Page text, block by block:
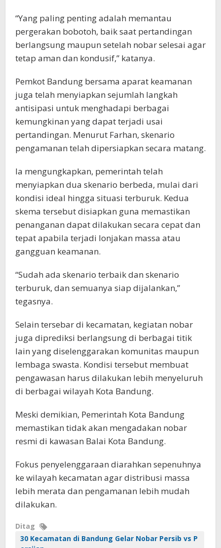
“Yang paling penting adalah memantau
pergerakan bobotoh, baik saat pertandingan
berlangsung maupun setelah nobar selesai agar
tetap aman dan kondusif,” katanya.
Pemkot Bandung bersama aparat keamanan
juga telah menyiapkan sejumlah langkah
antisipasi untuk menghadapi berbagai
kemungkinan yang dapat terjadi usai
pertandingan. Menurut Farhan, skenario
pengamanan telah dipersiapkan secara matang.
Ia mengungkapkan, pemerintah telah
menyiapkan dua skenario berbeda, mulai dari
kondisi ideal hingga situasi terburuk. Kedua
skema tersebut disiapkan guna memastikan
penanganan dapat dilakukan secara cepat dan
tepat apabila terjadi lonjakan massa atau
gangguan keamanan.
“Sudah ada skenario terbaik dan skenario
terburuk, dan semuanya siap dijalankan,”
tegasnya.
Selain tersebar di kecamatan, kegiatan nobar
juga diprediksi berlangsung di berbagai titik
lain yang diselenggarakan komunitas maupun
lembaga swasta. Kondisi tersebut membuat
pengawasan harus dilakukan lebih menyeluruh
di berbagai wilayah Kota Bandung.
Meski demikian, Pemerintah Kota Bandung
memastikan tidak akan mengadakan nobar
resmi di kawasan Balai Kota Bandung.
Fokus penyelenggaraan diarahkan sepenuhnya
ke wilayah kecamatan agar distribusi massa
lebih merata dan pengamanan lebih mudah
dilakukan.
Ditag
30 Kecamatan di Bandung Gelar Nobar Persib vs P